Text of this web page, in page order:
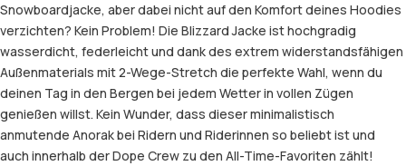
Snowboardjacke, aber dabei nicht auf den Komfort deines Hoodies
verzichten? Kein Problem! Die Blizzard Jacke ist hochgradig
wasserdicht, federleicht und dank des extrem widerstandsfähigen
Außenmaterials mit 2-Wege-Stretch die perfekte Wahl, wenn du
deinen Tag in den Bergen bei jedem Wetter in vollen Zügen
genießen willst. Kein Wunder, dass dieser minimalistisch
anmutende Anorak bei Ridern und Riderinnen so beliebt ist und
auch innerhalb der Dope Crew zu den All-Time-Favoriten zählt!